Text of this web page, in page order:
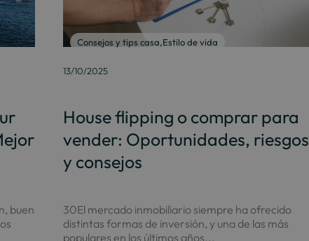
buen
Consejos y tips casa,Estilo de vida
13/10/2025
House flipping o comprar para
vender: Oportunidades, riesgos
y consejos
30El mercado inmobiliario siempre ha ofrecido
distintas formas de inversión, y una de las más
populares en los últimos años...